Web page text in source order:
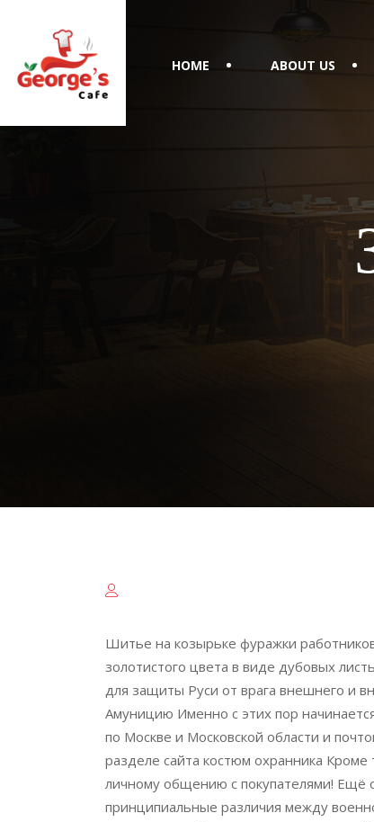
HOME ABOUT US
Шитье на козырьке фуражки
золотистого цвета в виде дубовых
для защиты Руси от врага внешнего и
Амуницию Именно с этих пор
по Москве и Московской области и
разделе сайта костюм охранника
личному общению с покупателями! Ещё
принципиальные различия между